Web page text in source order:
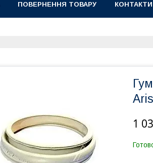
ПОВЕРНЕННЯ ТОВАРУ КОНТАКТИ
1